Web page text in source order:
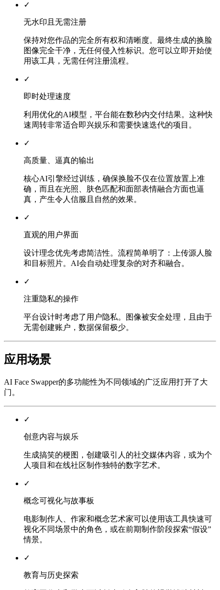
✓
无水印且无需注册
保持对您作品的完全所有权和清晰度。最终生成的换脸
图像完全干净，无任何侵入性标识。您可以立即开始使
用该工具，无需任何注册流程。
✓
即时处理速度
利用优化的AI模型，平台能在数秒内交付结果。这种快
速周转非常适合即兴娱乐和需要快速迭代的项目。
✓
高质量、逼真的输出
核心AI引擎经过训练，确保换脸不仅在位置放置上准
确，而且在光照、肤色匹配和面部表情融合方面也逼
真，产生令人信服且自然的效果。
✓
直观的用户界面
设计理念优先考虑简洁性。流程简单明了：上传源人脸
和目标照片。AI会自动处理复杂的对齐和融合。
✓
注重隐私的操作
平台设计时考虑了用户隐私。图像被安全处理，且由于
无需创建账户，数据保留极少。
应用场景
AI Face Swapper的多功能性为不同领域的广泛应用打开了大
门。
✓
创意内容与娱乐
生成搞笑的梗图，创建吸引人的社交媒体内容，或为个
人项目和在线社区制作独特的数字艺术。
✓
概念可视化与故事板
电影制作人、作家和概念艺术家可以使用该工具快速可
视化不同场景中的角色，或在前期制作阶段探索“假设”
情景。
✓
教育与历史探索